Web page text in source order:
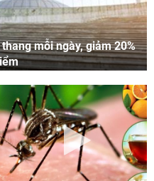
mỗi ngày, giảm 20%